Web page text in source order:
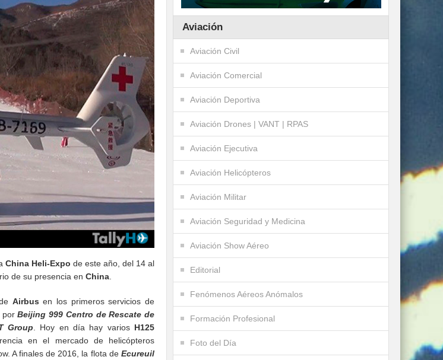
China Heli-Expo de este año, del 14 al
de su presencia en China.
Airbus en los primeros servicios de
porBeijing 999 Centro de Rescate de
Group. Hoy en día hay varios H125
en el mercado de helicópteros
A finales de 2016, la flota de Ecureuil
Aviación
Aviación Civil
Aviación Comercial
Aviación Deportiva
Aviación Drones | VANT | RPAS
Aviación Ejecutiva
Aviación Helicópteros
Aviación Militar
Aviación Seguridad y Medicina
Aviación Show Aéreo
Editorial
Fenómenos Aéreos Anómalos
Formación Profesional
Foto del Día